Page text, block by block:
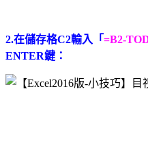
2.在儲存格C2輸入「=B2-
ENTER鍵：